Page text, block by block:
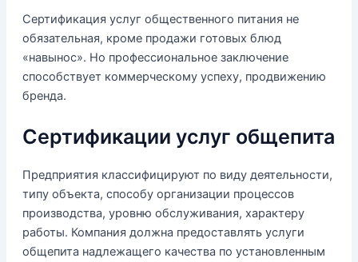
Сертификация услуг общественного питания не
обязательная, кроме продажи готовых блюд
«навынос». Но профессиональное заключение
способствует коммерческому успеху, продвижению
бренда.
Сертификации услуг общепита
Предприятия классифицируют по виду деятельности,
типу объекта, способу организации процессов
производства, уровню обслуживания, характеру
работы. Компания должна предоставлять услуги
общепита надлежащего качества по установленным